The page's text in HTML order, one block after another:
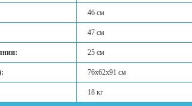
46 см
47 см
25 см
76х62х91 см
18 кг